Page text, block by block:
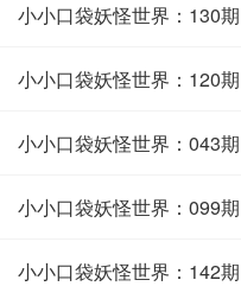
小小口袋妖怪世界：130
小小口袋妖怪世界：120
小小口袋妖怪世界：043
小小口袋妖怪世界：099
小小口袋妖怪世界：142